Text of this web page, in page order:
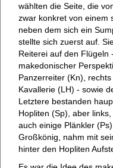
wählten die Seite, die
zwar konkret von einem
neben dem sich ein
stellte sich zuerst auf.
Reiterei auf den Flügeln
makedonischer
Panzerreiter (Kn),
Kavallerie (LH) - sowie
Letztere bestanden
Hopliten (Sp), aber
auch einige Plänkler
Großkönig, nahm mit
hinter den Hopliten